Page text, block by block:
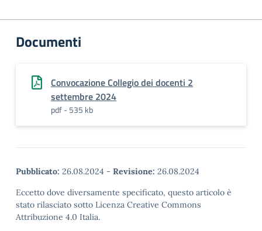
Documenti
Convocazione Collegio dei docenti 2
settembre 2024
pdf - 535 kb
Pubblicato: 26.08.2024 - Revisione: 26.08.2024
Eccetto dove diversamente specificato, questo articolo è
stato rilasciato sotto Licenza Creative Commons
Attribuzione 4.0 Italia.